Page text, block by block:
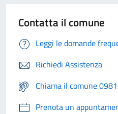
Contatta il comune
Leggi le domande
Richiedi Assistenza
Chiama il comune
Prenota un